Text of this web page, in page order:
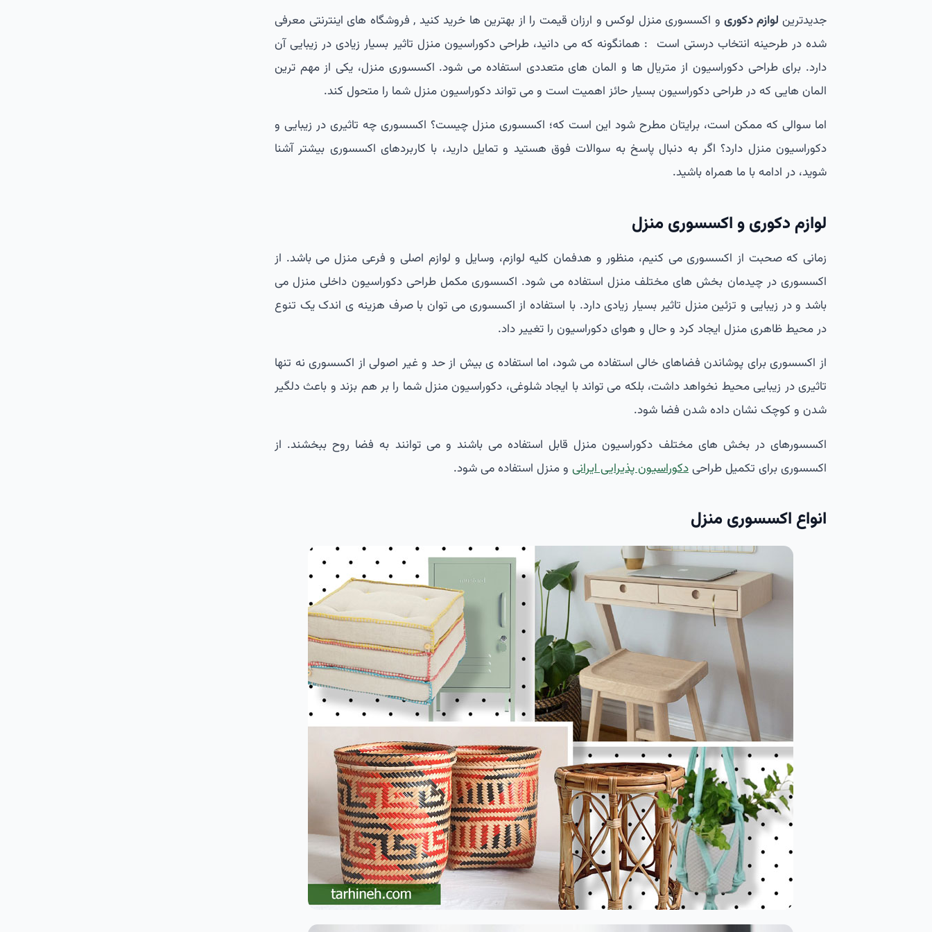
جدیدترین لوازم دکوری و اکسسوری منزل لوکس و ارزان قیمت را از بهترین ها خرید کنید , فروشگاه های اینترنتی معرفی
شده در طرحینه انتخاب درستی است : همانگونه که می دانید، طراحی دکوراسیون منزل تاثیر بسیار زیادی در زیبایی آن
دارد. برای طراحی دکوراسیون از متریال ها و المان های متعددی استفاده می شود. اکسسوری منزل، یکی از مهم ترین
المان هایی که در طراحی دکوراسیون بسیار حائز اهمیت است و می تواند دکوراسیون منزل شما را متحول کند.
اما سوالی که ممکن است، برایتان مطرح شود این است که؛ اکسسوری منزل چیست؟ اکسسوری چه تاثیری در زیبایی و
دکوراسیون منزل دارد؟ اگر به دنبال پاسخ به سوالات فوق هستید و تمایل دارید، با کاربردهای اکسسوری بیشتر آشنا
شوید، در ادامه با ما همراه باشید.
لوازم دکوری و اکسسوری منزل
زمانی که صحبت از اکسسوری می کنیم، منظور و هدفمان کلیه لوازم، وسایل و لوازم اصلی و فرعی منزل می باشد. از
اکسسوری در چیدمان بخش های مختلف منزل استفاده می شود. اکسسوری مکمل طراحی دکوراسیون داخلی منزل می
باشد و در زیبایی و تزئین منزل تاثیر بسیار زیادی دارد. با استفاده از اکسسوری می توان با صرف هزینه ی اندک یک تنوع
در محیط ظاهری منزل ایجاد کرد و حال و هوای دکوراسیون را تغییر داد.
از اکسسوری برای پوشاندن فضاهای خالی استفاده می شود، اما استفاده ی بیش از حد و غیر اصولی از اکسسوری نه تنها
تاثیری در زیبایی محیط نخواهد داشت، بلکه می تواند با ایجاد شلوغی، دکوراسیون منزل شما را بر هم بزند و باعث دلگیر
شدن و کوچک نشان داده شدن فضا شود.
اکسسورهای در بخش های مختلف دکوراسیون منزل قابل استفاده می باشند و می توانند به فضا روح ببخشند. از
اکسسوری برای تکمیل طراحیدکوراسیون پذیرایی ایرانی و منزل استفاده می شود.
انواع اکسسوری منزل